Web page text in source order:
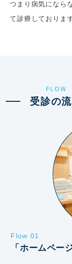
つまり病気になら
て診療しておりま
FLOW
受診の
Flow 01
「ホームペー